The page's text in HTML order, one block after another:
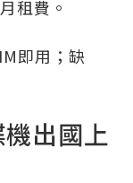
租費。
即用；缺
出國上